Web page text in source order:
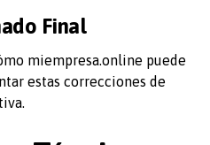
Final
miempresa.online puede
estas correcciones de